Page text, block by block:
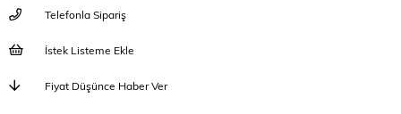
Telefonla Sipariş
İstek Listeme Ekle
Fiyat Düşünce Haber Ver